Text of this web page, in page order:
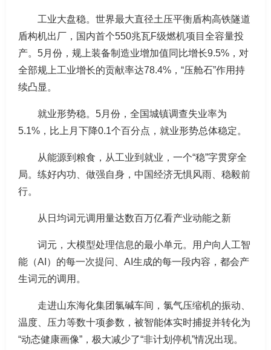
工业大盘稳。世界最大直径土压平衡盾构高铁隧道
盾构机出厂，国内首个550兆瓦F级燃机项目全容量投
产。5月份，规上装备制造业增加值同比增长9.5%，对
全部规上工业增长的贡献率达78.4%，“压舱石”作用持
续凸显。
就业形势稳。5月份，全国城镇调查失业率为
5.1%，比上月下降0.1个百分点，就业形势总体稳定。
从能源到粮食，从工业到就业，一个“稳”字贯穿全
局。练好内功、做强自身，中国经济无惧风雨、稳毅前
行。
从日均词元调用量达数百万亿看产业动能之新
词元，大模型处理信息的最小单元。用户向人工智
能（AI）的每一次提问、AI生成的每一段内容，都会产
生词元的调用。
走进山东海化集团氯碱车间，氯气压缩机的振动、
温度、压力等数十项参数，被智能体实时捕捉并转化为
“动态健康画像”，极大减少了“非计划停机”情况出现。